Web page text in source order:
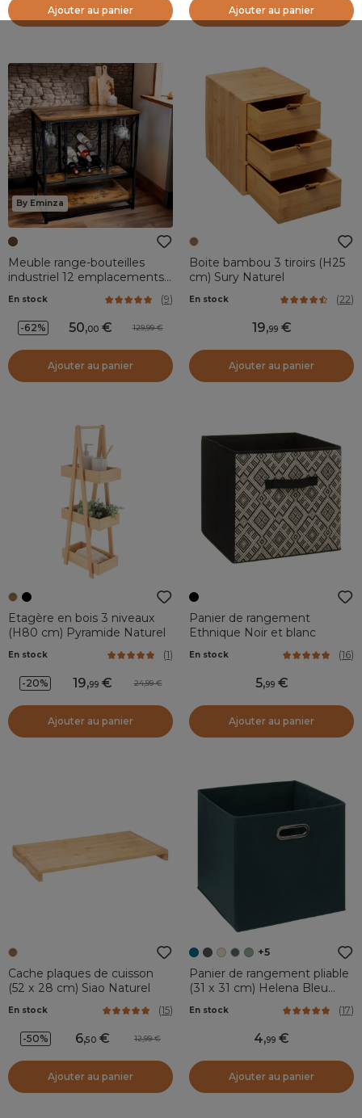
Ajouter au panier Ajouter au panier
By Eminza
Meuble range-bouteilles
industriel 12 emplacements
Louis Marron
En stock (9)
-62% 50,00 129,99
Ajouter au panier
Boite bambou 3 tiroirs (H25
cm) Sury Naturel
En stock (22)
19,99
Ajouter au panier
Etagère en bois 3 niveaux
(H80 cm) Pyramide Naturel
En stock (1)
-20% 19,99 24,99
Ajouter au panier
Panier de rangement
Ethnique Noir et blanc
En stock (16)
5,99
Ajouter au panier
Cache plaques de cuisson
(52 x 28 cm) Siao Naturel
En stock (15)
-50% 6,50 12,99
Ajouter au panier
+5
Panier de rangement pliable
(31 x 31 cm) Helena Bleu
En stock (17)
4,99
Ajouter au panier